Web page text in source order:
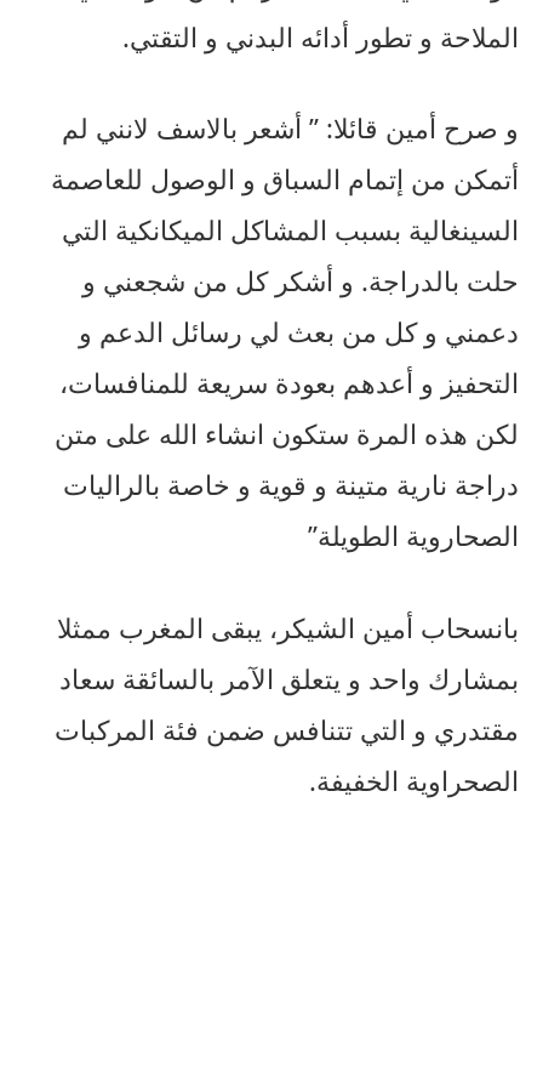
الملاحة و تطور أدائه البدني و التقتي.
و صرح أمين قائلا: ” أشعر بالاسف لانني لم
أتمكن من إتمام السباق و الوصول للعاصمة
السينغالية بسبب المشاكل الميكانكية التي
حلت بالدراجة. و أشكر كل من شجعني و
دعمني و كل من بعث لي رسائل الدعم و
التحفيز و أعدهم بعودة سريعة للمنافسات،
لكن هذه المرة ستكون انشاء الله على متن
دراجة نارية متينة و قوية و خاصة بالراليات
الصحاروية الطويلة”
بانسحاب أمين الشيكر، يبقى المغرب ممثلا
بمشارك واحد و يتعلق الآمر بالسائقة سعاد
مقتدري و التي تتنافس ضمن فئة المركبات
الصحراوية الخفيفة.